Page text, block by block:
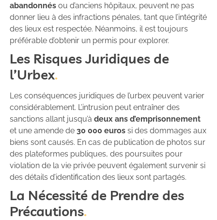
abandonnés ou d’anciens hôpitaux, peuvent ne pas
donner lieu à des infractions pénales, tant que l’intégrité
des lieux est respectée. Néanmoins, il est toujours
préférable d’obtenir un permis pour explorer.
Les Risques Juridiques de
l’Urbex
Les conséquences juridiques de l’urbex peuvent varier
considérablement. L’intrusion peut entraîner des
sanctions allant jusqu’à deux ans d’emprisonnement
et une amende de 30 000 euros si des dommages aux
biens sont causés. En cas de publication de photos sur
des plateformes publiques, des poursuites pour
violation de la vie privée peuvent également survenir si
des détails d’identification des lieux sont partagés.
La Nécessité de Prendre des
Précautions